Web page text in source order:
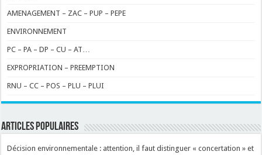
AMENAGEMENT – ZAC – PUP – PEPE
ENVIRONNEMENT
PC – PA – DP – CU – AT…
EXPROPRIATION – PREEMPTION
RNU – CC – POS – PLU – PLUI
ARTICLES POPULAIRES
Décision environnementale : attention, il faut distinguer « concertation » et